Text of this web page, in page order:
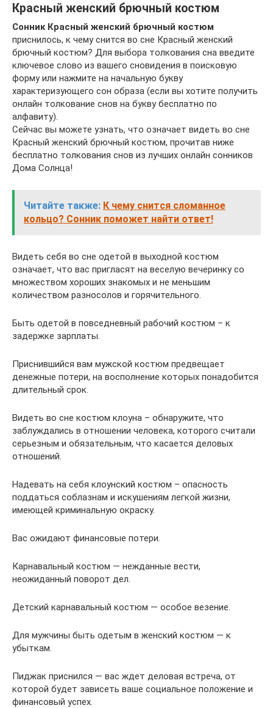
Красный женский брючный костюм
Сонник Красный женский брючный костюм
приснилось, к чему снится во сне Красный женский
брючный костюм? Для выбора толкования сна введите
ключевое слово из вашего сновидения в поисковую
форму или нажмите на начальную букву
характеризующего сон образа (если вы хотите получить
онлайн толкование снов на букву бесплатно по
алфавиту).
Сейчас вы можете узнать, что означает видеть во сне
Красный женский брючный костюм, прочитав ниже
бесплатно толкования снов из лучших онлайн сонников
Дома Солнца!
Читайте также: К чему снится сломанное
кольцо? Сонник поможет найти ответ!
Видеть себя во сне одетой в выходной костюм
означает, что вас пригласят на веселую вечеринку со
множеством хороших знакомых и не меньшим
количеством разносолов и горячительного.
Быть одетой в повседневный рабочий костюм – к
задержке зарплаты.
Приснившийся вам мужской костюм предвещает
денежные потери, на восполнение которых понадобится
длительный срок.
Видеть во сне костюм клоуна – обнаружите, что
заблуждались в отношении человека, которого считали
серьезным и обязательным, что касается деловых
отношений.
Надевать на себя клоунский костюм – опасность
поддаться соблазнам и искушениям легкой жизни,
имеющей криминальную окраску.
Вас ожидают финансовые потери.
Карнавальный костюм — нежданные вести,
неожиданный поворот дел.
Детский карнавальный костюм — особое везение.
Для мужчины быть одетым в женский костюм — к
убыткам.
Пиджак приснился — вас ждет деловая встреча, от
которой будет зависеть ваше социальное положение и
финансовый успех.